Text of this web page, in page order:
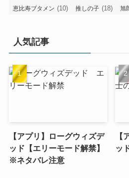
恵比寿ブタメン (10) 推しの子 (18) 旭
人気記事
【アプリ】ローグウィズデ
ッド【エリーモード解禁】
※ネタバレ注意
【
ッ